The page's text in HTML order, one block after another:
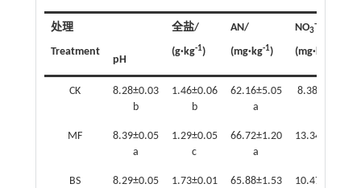
处理
Treatment
pH
全盐/
(g·kg-1)
AN/
(mg·kg-1)
NO3
--N/
(mg·kg
CK
8.28±0.03
b
1.46±0.06
b
62.16±5.05
a
8.38±0.64
MF
8.39±0.05
a
1.29±0.05
c
66.72±1.20
a
13.34±0.47
BS
8.29±0.05
1.73±0.01
65.88±1.53
10.47±0.35